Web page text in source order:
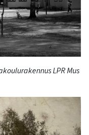
LPRMus